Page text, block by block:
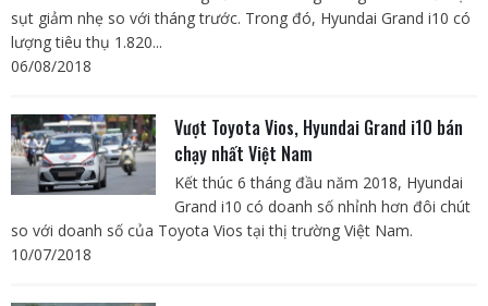
sụt giảm nhẹ so với tháng trước. Trong đó, Hyundai Grand i10 có
lượng tiêu thụ 1.820...
06/08/2018
Vượt Toyota Vios, Hyundai Grand i10 bán
chạy nhất Việt Nam
Kết thúc 6 tháng đầu năm 2018, Hyundai
Grand i10 có doanh số nhỉnh hơn đôi chút
so với doanh số của Toyota Vios tại thị trường Việt Nam.
10/07/2018